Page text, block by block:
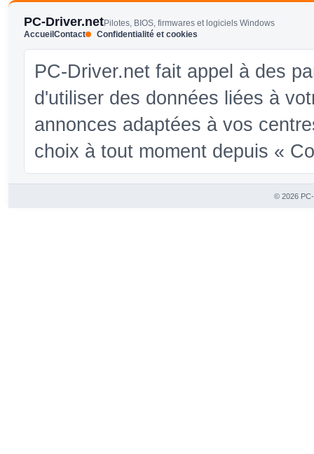
PC-Driver.netPilotes, BIOS, firmwares et logiciels Windows
AccueilContact Confidentialité et cookies
PC-Driver.net fait appel à des
d'utiliser des données liées à
annonces adaptées à vos
choix à tout moment depuis «
© 2026